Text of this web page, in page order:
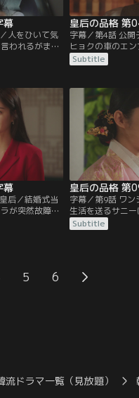
幕
人をひいて気
われるがまま
出。そこへ王
事件の件で警
戦を実行す
皇后の品格 第
字幕／第4話 公
ヒョクの車のエ
いたヒョクはピ
指示。一方、皇
ン店も大繁盛。
る。
Subtitle
幕
后／結婚式当
が突然故障し
室の人間は誰
ンが間一髪
皇后の品格 第
字幕／第9話 ワ
生活を送るサニ
日を迎えるが、
連絡を寄こす。
Subtitle
5 6
流ドラマ一覧（見放題）